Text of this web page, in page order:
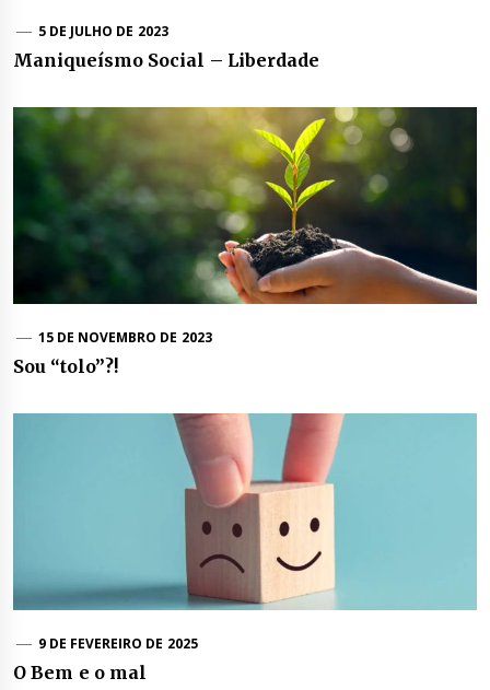
5 DE JULHO DE 2023
Maniqueísmo Social – Liberdade
15 DE NOVEMBRO DE 2023
Sou “tolo”?!
9 DE FEVEREIRO DE 2025
O Bem e o mal